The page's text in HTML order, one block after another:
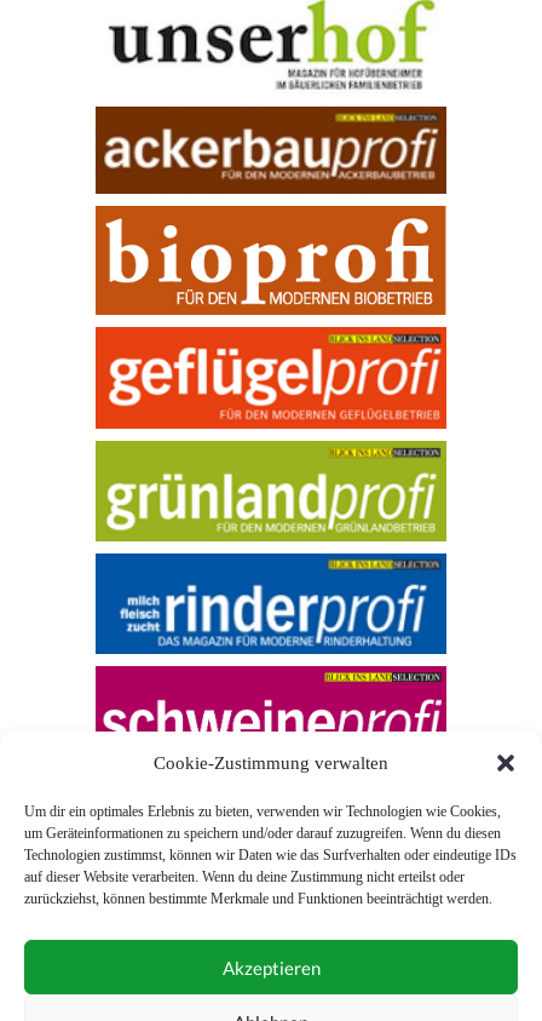
Cookie-Zustimmung verwalten
Um dir ein optimales Erlebnis zu bieten, verwenden wir Technologien wie Cookies,
um Geräteinformationen zu speichern und/oder darauf zuzugreifen. Wenn du diesen
Technologien zustimmst, können wir Daten wie das Surfverhalten oder eindeutige IDs
auf dieser Website verarbeiten. Wenn du deine Zustimmung nicht erteilst oder
zurückziehst, können bestimmte Merkmale und Funktionen beeinträchtigt werden.
Akzeptieren
© 2026 Blick ins Land
Unterstützt durch
0043 (0)1 581 28 90 0